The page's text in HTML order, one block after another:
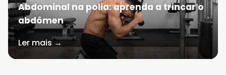
Abdominal na polia: aprenda a trincar o
abdômen
Ler mais →